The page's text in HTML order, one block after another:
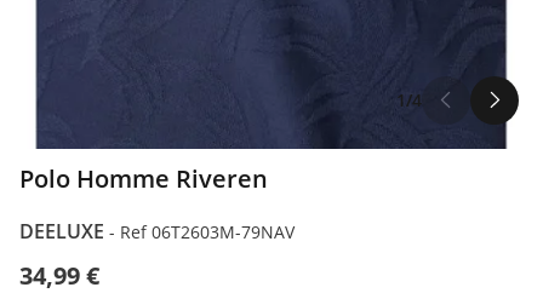
1/4
Polo Homme Riveren
DEELUXE - Ref 06T2603M-79NAV
34,99 €